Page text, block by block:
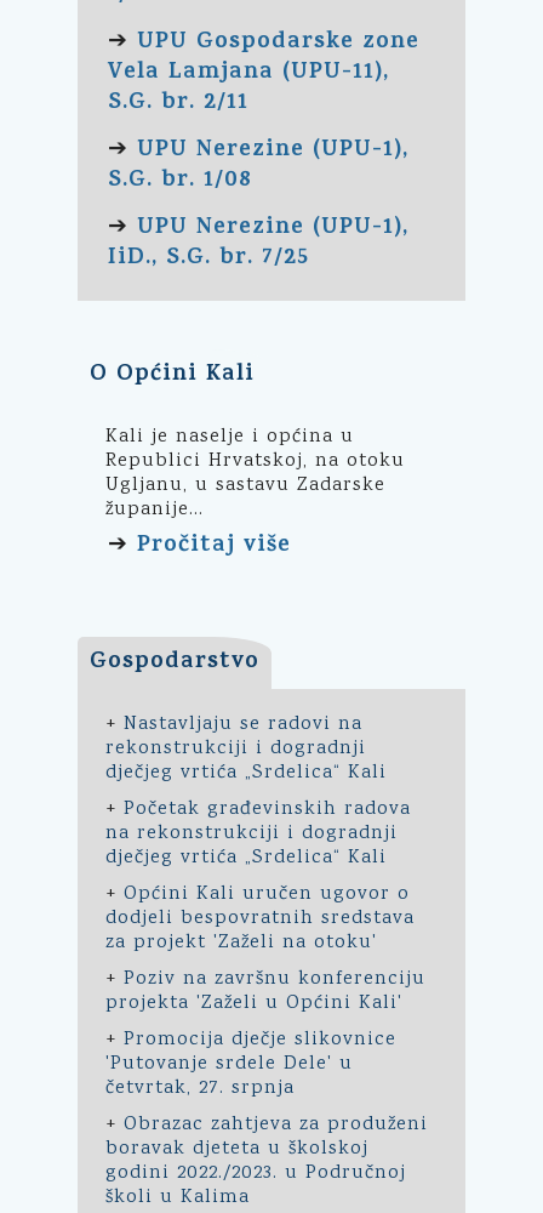
➔ UPU Gospodarske zone
Vela Lamjana (UPU-11),
S.G. br. 2/11
➔ UPU Nerezine (UPU-1),
S.G. br. 1/08
➔ UPU Nerezine (UPU-1),
IiD., S.G. br. 7/25
O Općini Kali
Kali je naselje i općina u
Republici Hrvatskoj, na otoku
Ugljanu, u sastavu Zadarske
županije...
➔ Pročitaj više
Gospodarstvo
+ Nastavljaju se radovi na
rekonstrukciji i dogradnji
dječjeg vrtića „Srdelica“ Kali
+ Početak građevinskih radova
na rekonstrukciji i dogradnji
dječjeg vrtića „Srdelica“ Kali
+ Općini Kali uručen ugovor o
dodjeli bespovratnih sredstava
za projekt 'Zaželi na otoku'
+ Poziv na završnu konferenciju
projekta 'Zaželi u Općini Kali'
+ Promocija dječje slikovnice
'Putovanje srdele Dele' u
četvrtak, 27. srpnja
+ Obrazac zahtjeva za produženi
boravak djeteta u školskoj
godini 2022./2023. u Područnoj
školi u Kalima